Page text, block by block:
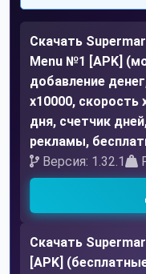
Скачать
Menu №1 [APK]
добавление
x10000,
дня, счетчик
рекламы,
Версия: 1.32.1
Скачать
[APK]